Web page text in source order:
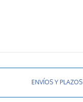
ENVÍOS Y PLAZOS